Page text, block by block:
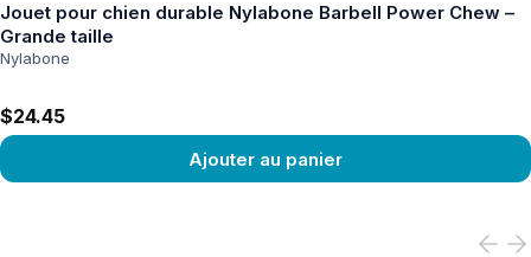
Jouet pour chien durable Nylabone Barbell Power Chew –
Grande taille
Nylabone
$24.45
Ajouter au panier